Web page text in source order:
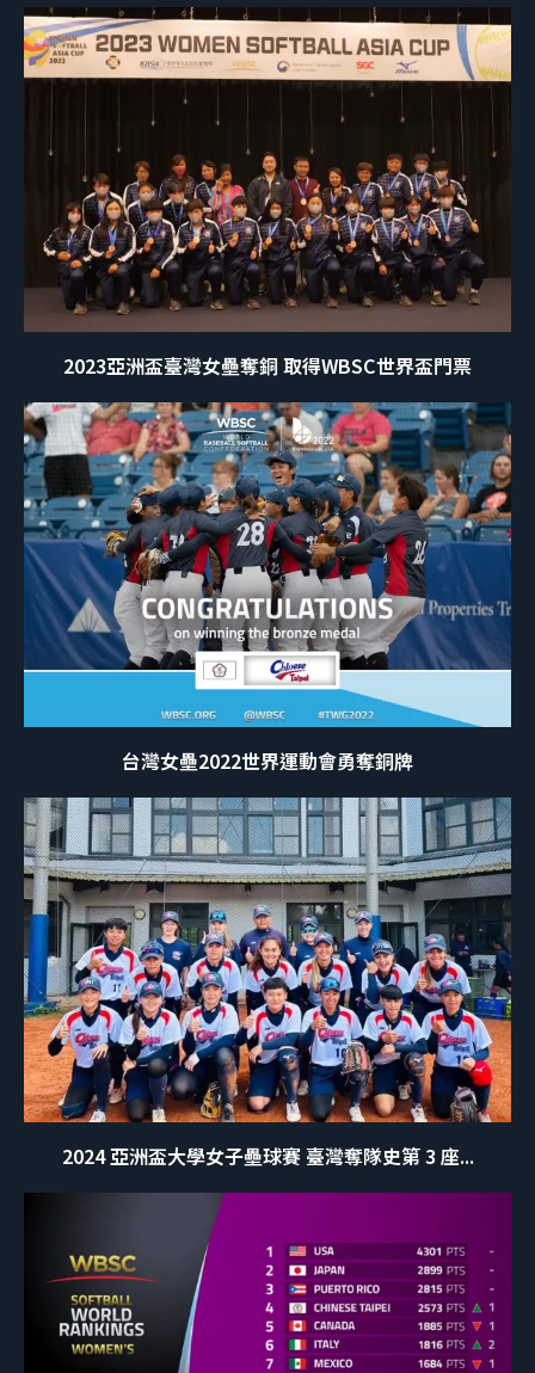
2023亞洲盃臺灣女壘奪銅 取得WBSC世界盃門票
台灣女壘2022世界運動會勇奪銅牌
2024 亞洲盃大學女子壘球賽 臺灣奪隊史第 3 座...